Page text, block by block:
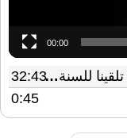
00:00
النبوية
32:43
0:45